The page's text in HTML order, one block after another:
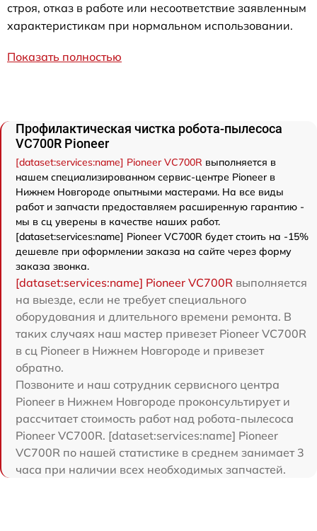
строя, отказ в работе или несоответствие заявленным
характеристикам при нормальном использовании.
Показать полностью
Профилактическая чистка робота-пылесоса
VC700R Pioneer
[dataset:services:name] Pioneer VC700R выполняется в
нашем специализированном сервис-центре Pioneer в
Нижнем Новгороде опытными мастерами. На все виды
работ и запчасти предоставляем расширенную гарантию -
мы в сц уверены в качестве наших работ.
[dataset:services:name] Pioneer VC700R будет стоить на -15%
дешевле при оформлении заказа на сайте через форму
заказа звонка.
[dataset:services:name] Pioneer VC700R выполняется
на выезде, если не требует специального
оборудования и длительного времени ремонта. В
таких случаях наш мастер привезет Pioneer VC700R
в сц Pioneer в Нижнем Новгороде и привезет
обратно.
Позвоните и наш сотрудник сервисного центра
Pioneer в Нижнем Новгороде проконсультирует и
рассчитает стоимость работ над робота-пылесоса
Pioneer VC700R. [dataset:services:name] Pioneer
VC700R по нашей статистике в среднем занимает 3
часа при наличии всех необходимых запчастей.